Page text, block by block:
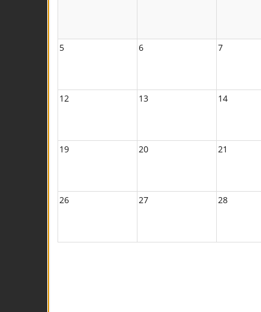
5 6 7
12 13 14
19 20 21
26 27 28